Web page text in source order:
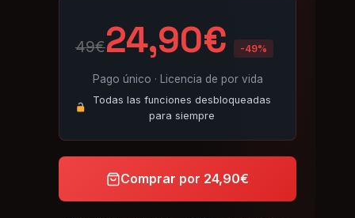
49€24,90€ -49%
Pago único · Licencia de por vida
Todas las funciones desbloqueadas
para siempre
Comprar por 24,90€